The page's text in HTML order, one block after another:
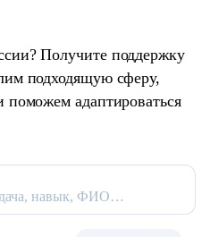
Получите поддержку
подходящую сферу,
поможем адаптироваться
навык, ФИО…